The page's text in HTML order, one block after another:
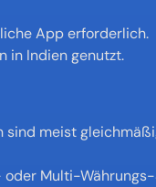
App erforderlich.
in Indien genutzt.
sind meist
oder Multi-